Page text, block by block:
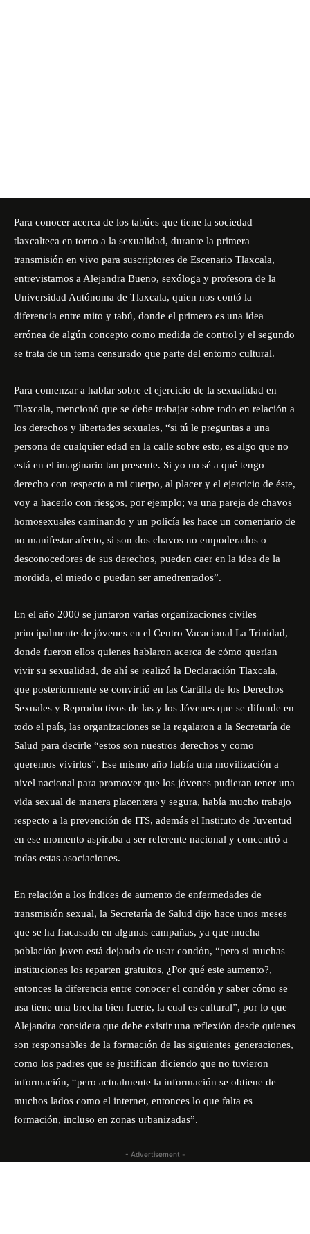
Para conocer acerca de los tabúes que tiene la sociedad
tlaxcalteca en torno a la sexualidad, durante la primera
transmisión en vivo para suscriptores de Escenario Tlaxcala,
entrevistamos a Alejandra Bueno, sexóloga y profesora de la
Universidad Autónoma de Tlaxcala, quien nos contó la
diferencia entre mito y tabú, donde el primero es una idea
errónea de algún concepto como medida de control y el segundo
se trata de un tema censurado que parte del entorno cultural.
Para comenzar a hablar sobre el ejercicio de la sexualidad en
Tlaxcala, mencionó que se debe trabajar sobre todo en relación a
los derechos y libertades sexuales, “si tú le preguntas a una
persona de cualquier edad en la calle sobre esto, es algo que no
está en el imaginario tan presente. Si yo no sé a qué tengo
derecho con respecto a mi cuerpo, al placer y el ejercicio de éste,
voy a hacerlo con riesgos, por ejemplo; va una pareja de chavos
homosexuales caminando y un policía les hace un comentario de
no manifestar afecto, si son dos chavos no empoderados o
desconocedores de sus derechos, pueden caer en la idea de la
mordida, el miedo o puedan ser amedrentados”.
En el año 2000 se juntaron varias organizaciones civiles
principalmente de jóvenes en el Centro Vacacional La Trinidad,
donde fueron ellos quienes hablaron acerca de cómo querían
vivir su sexualidad, de ahí se realizó la Declaración Tlaxcala,
que posteriormente se convirtió en las Cartilla de los Derechos
Sexuales y Reproductivos de las y los Jóvenes que se difunde en
todo el país, las organizaciones se la regalaron a la Secretaría de
Salud para decirle “estos son nuestros derechos y como
queremos vivirlos”. Ese mismo año había una movilización a
nivel nacional para promover que los jóvenes pudieran tener una
vida sexual de manera placentera y segura, había mucho trabajo
respecto a la prevención de ITS, además el Instituto de Juventud
en ese momento aspiraba a ser referente nacional y concentró a
todas estas asociaciones.
En relación a los índices de aumento de enfermedades de
transmisión sexual, la Secretaría de Salud dijo hace unos meses
que se ha fracasado en algunas campañas, ya que mucha
población joven está dejando de usar condón, “pero si muchas
instituciones los reparten gratuitos, ¿Por qué este aumento?,
entonces la diferencia entre conocer el condón y saber cómo se
usa tiene una brecha bien fuerte, la cual es cultural”, por lo que
Alejandra considera que debe existir una reflexión desde quienes
son responsables de la formación de las siguientes generaciones,
como los padres que se justifican diciendo que no tuvieron
información, “pero actualmente la información se obtiene de
muchos lados como el internet, entonces lo que falta es
formación, incluso en zonas urbanizadas”.
- Advertisement -